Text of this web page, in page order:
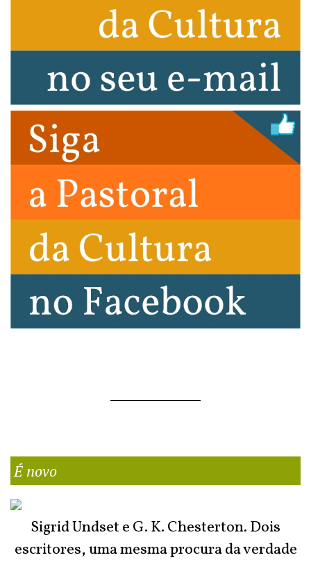
É novo
Sigrid Undset e G. K. Chesterton. Dois
escritores, uma mesma procura da verdade